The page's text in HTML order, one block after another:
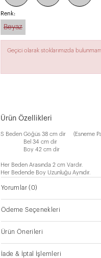
Renk:
Beyaz
Geçici olarak stoklarımızda
Ürün Özellikleri
S Beden Göğüs 38 cm dir (Esneme
Bel 34 cm dir
Boy 42 cm dir
​Her Beden Arasında 2 cm Vardır.
Her Bedende Boy Uzunluğu Aynıdır.
Yorumlar(0)
Ödeme Seçenekleri
Ürün Önerileri
İade & İptal İşlemleri